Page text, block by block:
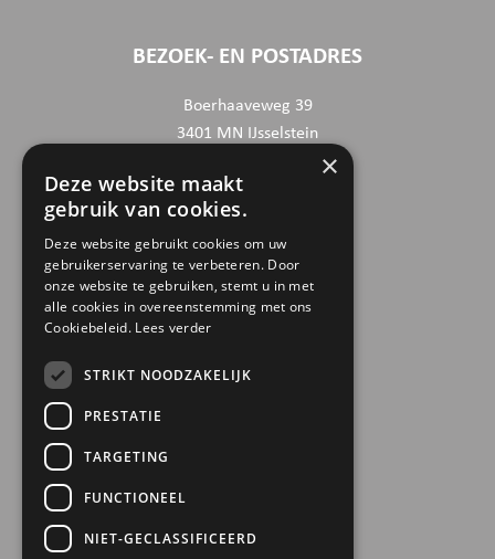
BEZOEK- EN POSTADRES
Boerhaaveweg 39
3401 MN IJsselstein
CONTACTGEGEVENS
030 6868444
info@trinamiek.nl
financien@trinamiek.nl
Bestuursnummer: 77975
×
Deze website maakt
gebruik van cookies.
Deze website gebruikt cookies om uw
gebruikerservaring te verbeteren. Door
onze website te gebruiken, stemt u in met
alle cookies in overeenstemming met ons
Cookiebeleid. Lees verder
STRIKT NOODZAKELIJK
PRESTATIE
TARGETING
FUNCTIONEEL
NIET-GECLASSIFICEERD